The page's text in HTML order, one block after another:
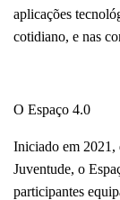
aplicações
cotidiano, e nas
O Espaço 4.0
Iniciado em 2021,
Juventude, o
participantes